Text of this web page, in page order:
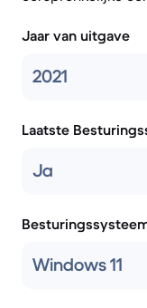
Jaar van uitgave
2021
Laatste
Ja
Windows 11